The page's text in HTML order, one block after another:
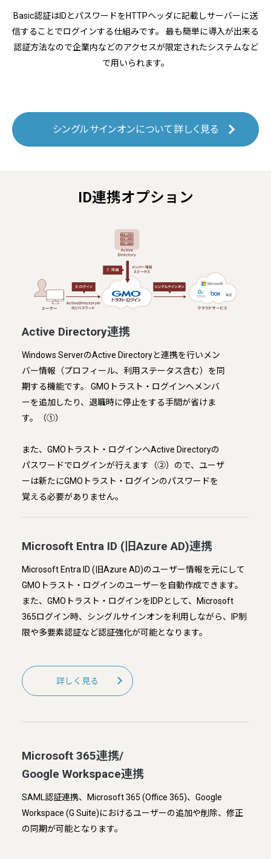
Basic認証はIDとパスワードをHTTPヘッダに記載しサーバーに送
信することでログインする仕組みです。 最も簡単に導入が出来る
認証方法なので企業内などのアクセスが限定されたシステムなど
で用いられます。
シングルサインオンについて詳しく見る
ID連携オプション
Active Directory連携
Windows ServerのActive Directoryと連携を行いメン
バー情報（プロフィール、利用ステータス含む）を同
期する機能です。 GMOトラスト・ログインへメンバ
ーを追加したり、退職時に停止をする手間が省けま
す。（①）
また、GMOトラスト・ログインへActive Directoryの
パスワードでログインが行えます（②）ので、ユーザ
ーは新たにGMOトラスト・ログインのパスワードを
覚える必要がありません。
Microsoft Entra ID (旧Azure AD)連携
Microsoft Entra ID (旧Azure AD)のユーザー情報を元にして
GMOトラスト・ログインのユーザーを自動作成できます。
また、GMOトラスト・ログインをIDPとして、Microsoft
365ログイン時、シングルサインオンを利用しながら、IP制
限や多要素認証など認証強化が可能となります。
詳しく見る
Microsoft 365連携/
Google Workspace連携
SAML認証連携、Microsoft 365 (Office 365)、Google
Workspace (G Suite)におけるユーザーの追加や削除、修正
の同期が可能となります。